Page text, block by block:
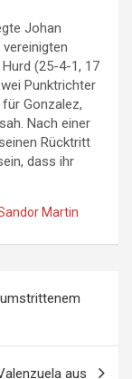
Johan
(25-4-1, 17
Punktrichter
Gonzalez,
Nach einer
Rücktritt
dass ihr
Martin
aus